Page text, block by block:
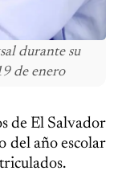
durante su
de enero
de El Salvador
del año escolar